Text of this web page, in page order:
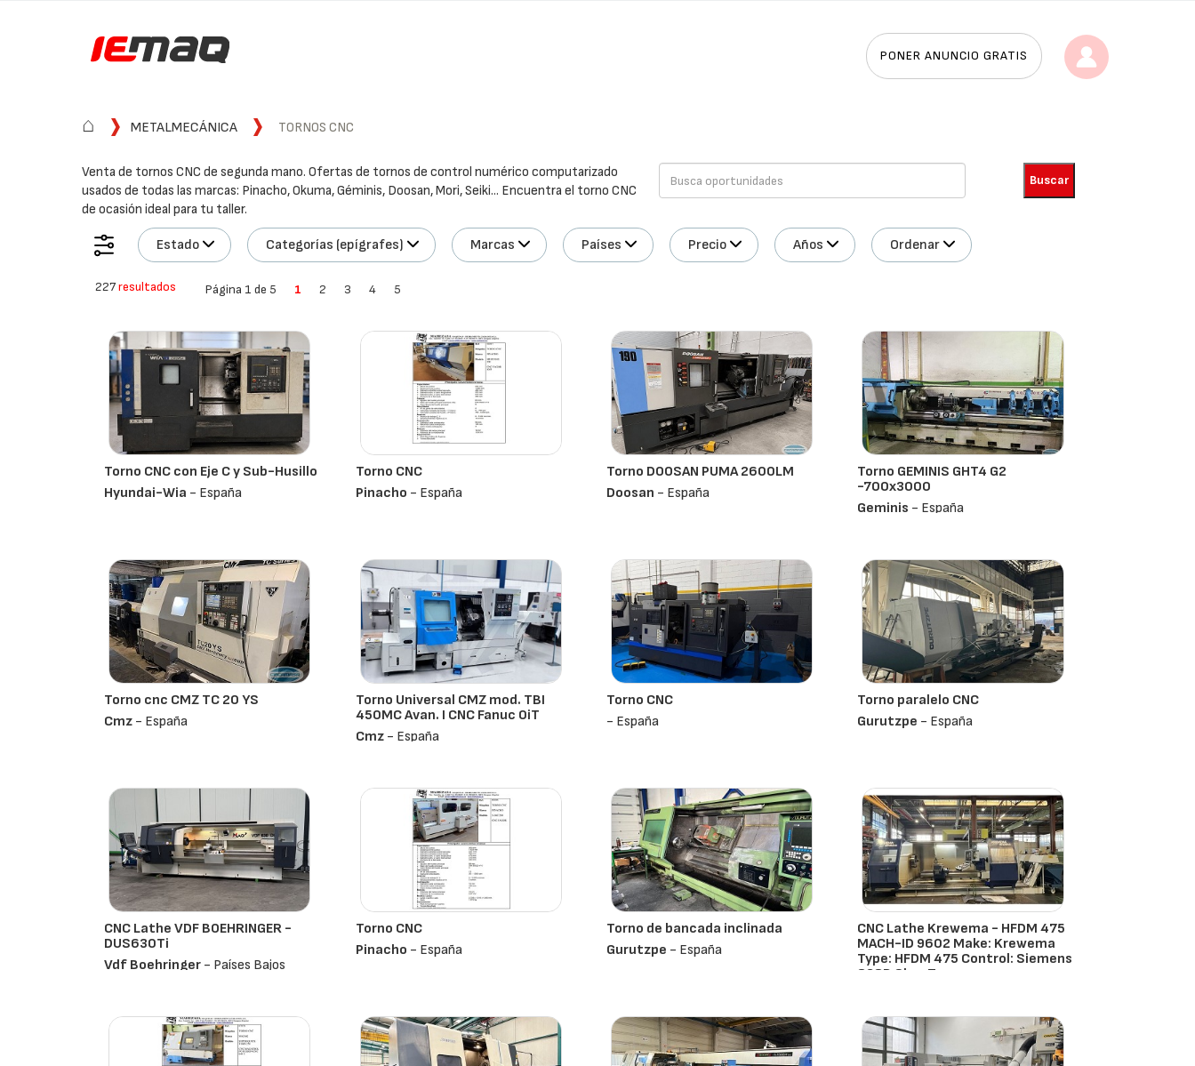
PONER ANUNCIO GRATIS
⌂ METALMECÁNICA TORNOS CNC
Venta de tornos CNC de segunda mano. Ofertas de tornos de control numérico computarizado
usados de todas las marcas: Pinacho, Okuma, Géminis, Doosan, Mori, Seiki... Encuentra el torno CNC
de ocasión ideal para tu taller.
Estado Categorías (epígrafes) Marcas Países Precio Años Ordenar
227resultados Página 1 de 5 1 2 3 4 5
Torno CNC con Eje C y Sub-Husillo
Hyundai-Wia - España
Torno CNC
Pinacho - España
Torno DOOSAN PUMA 2600LM
Doosan - España
Torno GEMINIS GHT4 G2
-700x3000
Geminis - España
Torno cnc CMZ TC 20 YS
Cmz - España
Torno Universal CMZ mod. TBI
450MC Avan. I CNC Fanuc 0iT
Cmz- España
Torno CNC
- España
Torno paralelo CNC
Gurutzpe - España
CNC Lathe VDF BOEHRINGER -
DUS630Ti
Vdf Boehringer - Países Bajos
Torno CNC
Pinacho - España
Torno de bancada inclinada
Gurutzpe - España
CNC Lathe Krewema - HFDM 475
MACH-ID 9602 Make: Krewema
Type: HFDM 475 Control: Siemens
828D ShopTur